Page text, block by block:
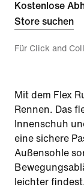
Kostenlose
Store suchen
Für Click and
Mit dem Flex
Rennen. Das
Innenschuh
eine sichere
Außensohle
leichter findest.